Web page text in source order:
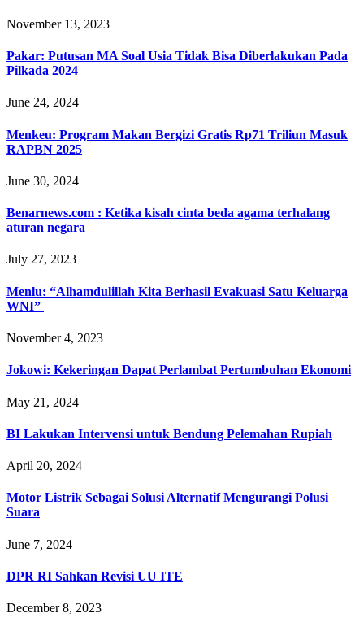
November 13, 2023
Pakar: Putusan MA Soal Usia Tidak Bisa Diberlakukan Pada
Pilkada 2024
June 24, 2024
Menkeu: Program Makan Bergizi Gratis Rp71 Triliun Masuk
RAPBN 2025
June 30, 2024
Benarnews.com : Ketika kisah cinta beda agama terhalang
aturan negara
July 27, 2023
Menlu: “Alhamdulillah Kita Berhasil Evakuasi Satu Keluarga
WNI”
November 4, 2023
Jokowi: Kekeringan Dapat Perlambat Pertumbuhan Ekonomi
May 21, 2024
BI Lakukan Intervensi untuk Bendung Pelemahan Rupiah
April 20, 2024
Motor Listrik Sebagai Solusi Alternatif Mengurangi Polusi
Suara
June 7, 2024
DPR RI Sahkan Revisi UU ITE
December 8, 2023